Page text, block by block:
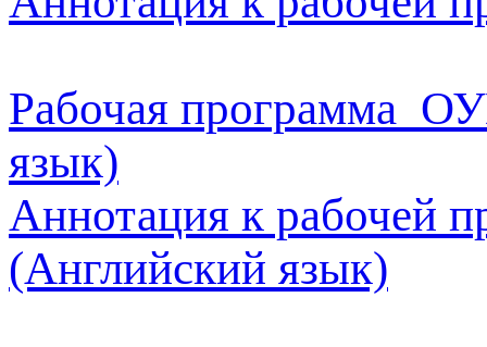
Рабочая программа
язык)
Аннотация к рабочей
(Английский язык)